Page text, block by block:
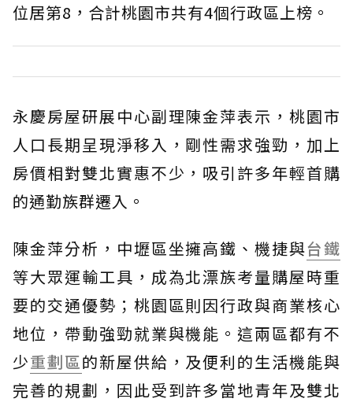
位居第8，合計桃園市共有4個行政區上榜。
永慶房屋研展中心副理陳金萍表示，桃園市
人口長期呈現淨移入，剛性需求強勁，加上
房價相對雙北實惠不少，吸引許多年輕首購
的通勤族群遷入。
陳金萍分析，中壢區坐擁高鐵、機捷與台鐵
等大眾運輸工具，成為北漂族考量購屋時重
要的交通優勢；桃園區則因行政與商業核心
地位，帶動強勁就業與機能。這兩區都有不
少重劃區的新屋供給，及便利的生活機能與
完善的規劃，因此受到許多當地青年及雙北